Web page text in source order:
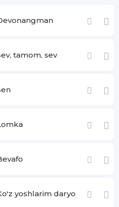
tamom, sev
yoshlarim daryo